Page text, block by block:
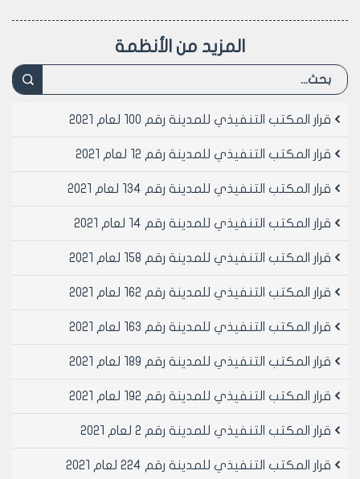
الأمامية من طابق الأعمدة الى محلات تجاريه دكاكين على
مادة 2- ينشر هذا القرار في لوحه اعلانات مجلس المدينة
ويبلغ من يلزم لتنفيذه اصولا
رئيس المكتب التنفيذي لمجلس مدينة
حلب
المزيد من الأنظمة
قرار المكتب التنفيذي للمدينة رقم 100 لعام 2021
قرار المكتب التنفيذي للمدينة رقم 12 لعام 2021
قرار المكتب التنفيذي للمدينة رقم 134 لعام 2021
قرار المكتب التنفيذي للمدينة رقم 14 لعام 2021
قرار المكتب التنفيذي للمدينة رقم 158 لعام 2021
قرار المكتب التنفيذي للمدينة رقم 162 لعام 2021
قرار المكتب التنفيذي للمدينة رقم 163 لعام 2021
قرار المكتب التنفيذي للمدينة رقم 189 لعام 2021
قرار المكتب التنفيذي للمدينة رقم 192 لعام 2021
قرار المكتب التنفيذي للمدينة رقم 2 لعام 2021
قرار المكتب التنفيذي للمدينة رقم 224 لعام 2021